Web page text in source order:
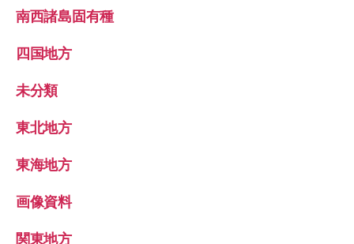
南西諸島固有種
四国地方
未分類
東北地方
東海地方
画像資料
関東地方